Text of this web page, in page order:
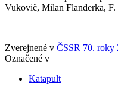
Vukovič, Milan Flanderka,
Zverejnené v ČSSR 70. roky
Označené v
Katapult